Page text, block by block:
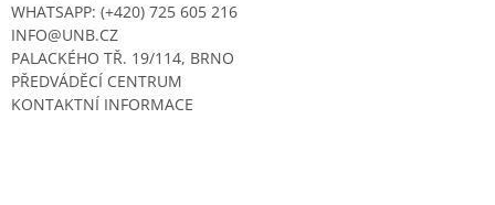
WHATSAPP: (+420) 725 605 216
INFO@UNB.CZ
PALACKÉHO TŘ. 19/114, BRNO
PŘEDVÁDĚCÍ CENTRUM
KONTAKTNÍ INFORMACE